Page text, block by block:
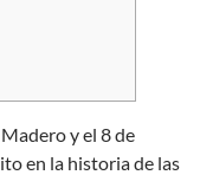
y el 8 de
en la historia de las